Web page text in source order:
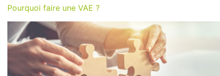
Pourquoi faire une VAE ?